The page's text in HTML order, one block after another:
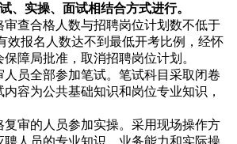
、实操、面试相结合方式进行。
查合格人数与招聘岗位计划数不低于
效报名人数达不到最低开考比例，经怀
障局批准，取消招聘岗位计划。
员全部参加笔试。笔试科目采取闭卷
容为公共基础知识和岗位专业知识，
复审的人员参加实操。采用现场操作方
人员的专业知识、业务能力和实际操